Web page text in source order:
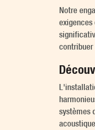
Notre
contribuer
systèmes